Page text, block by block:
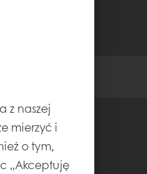
z naszej
mierzyć i
o tym,
„Akceptuję